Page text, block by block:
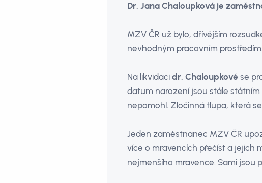
Dr. Jana Chaloupková je
MZV ČR už bylo, dřívějším
nevhodným pracovním
Na likvidaci dr. Chaloupkové se
datum narození jsou stále
nepomohl. Zločinná tlupa, která
Jeden zaměstnanec MZV ČR
více o mravencích přečíst a jejich
nejmenšího mravence. Sami jsou